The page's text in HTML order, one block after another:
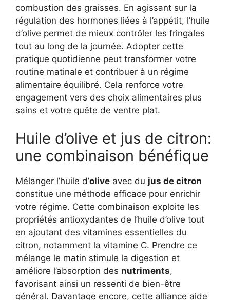
combustion des graisses. En agissant sur la
régulation des hormones liées à l’appétit, l’huile
d’olive permet de mieux contrôler les fringales
tout au long de la journée. Adopter cette
pratique quotidienne peut transformer votre
routine matinale et contribuer à un régime
alimentaire équilibré. Cela renforce votre
engagement vers des choix alimentaires plus
sains et votre quête de ventre plat.
Huile d’olive et jus de citron:
une combinaison bénéfique
Mélanger l’huile d’olive avec du jus de citron
constitue une méthode efficace pour enrichir
votre régime. Cette combinaison exploite les
propriétés antioxydantes de l’huile d’olive tout
en ajoutant des vitamines essentielles du
citron, notamment la vitamine C. Prendre ce
mélange le matin stimule la digestion et
améliore l’absorption des nutriments,
favorisant ainsi un ressenti de bien-être
général. Davantage encore, cette alliance aide